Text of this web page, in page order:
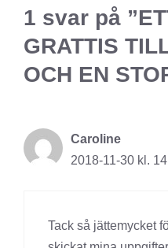
1 svar på
GRATTIS
OCH EN
Caroline
2018-11-30 kl.
Tack så jättemycket